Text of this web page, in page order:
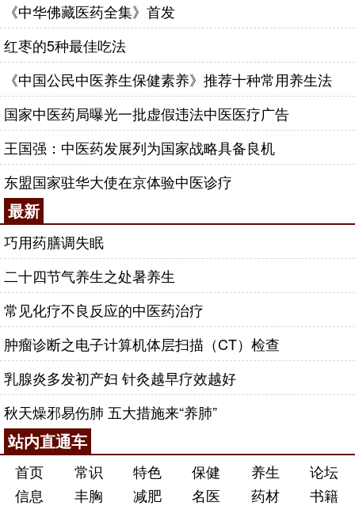
《中华佛藏医药全集》首发
红枣的5种最佳吃法
《中国公民中医养生保健素养》推荐十种常用养生法
国家中医药局曝光一批虚假违法中医医疗广告
王国强：中医药发展列为国家战略具备良机
东盟国家驻华大使在京体验中医诊疗
最新
巧用药膳调失眠
二十四节气养生之处暑养生
常见化疗不良反应的中医药治疗
肿瘤诊断之电子计算机体层扫描（CT）检查
乳腺炎多发初产妇 针灸越早疗效越好
秋天燥邪易伤肺 五大措施来“养肺”
站内直通车
首页 常识 特色 保健 养生
论坛
信息
丰胸 减肥 名医 药材
书籍